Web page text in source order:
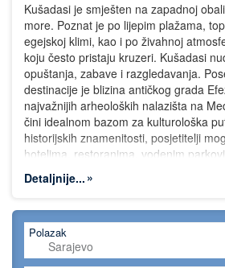
Kušadasi je smješten na zapadnoj
more. Poznat je po lijepim plažama,
egejskoj klimi, kao i po živahnoj
koju često pristaju kruzeri. Kušadasi
opuštanja, zabave i razgledavanja.
destinacije je blizina antičkog grada
najvažnijih arheoloških nalazišta na
čini idealnom bazom za kulturološka
historijskih znamenitosti, posjetitelji
hotelima, restoranima, vodenim
noćnom životu. Kušadasi je pogodan
parove i sve koji žele spoj mora, kulture
Detaljnije...
Polazak